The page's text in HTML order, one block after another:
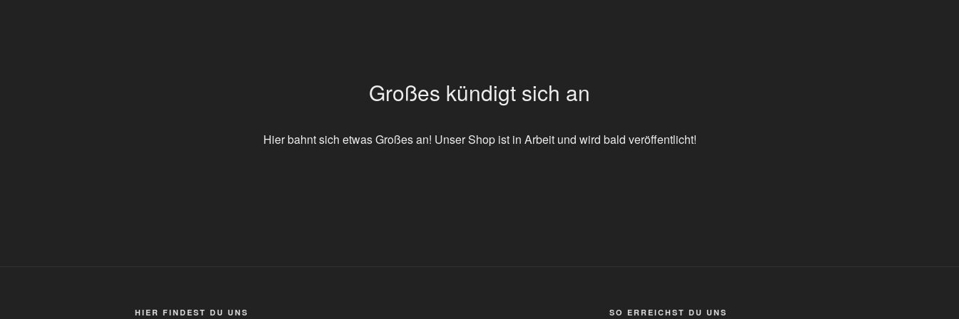
Großes kündigt sich an
Hier bahnt sich etwas Großes an! Unser Shop ist in Arbeit und wird bald veröffentlicht!
HIER FIN­DEST DU UNS SO ERREICHST DU UNS